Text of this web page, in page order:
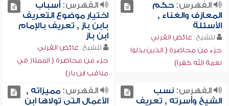
الفهرس:حكم
المعازف والغناء ,
الأسئلة
للشيخ: عائض القرني
جزء من محاضرة ( الذين بدلوا
نعمة الله كفراً)
الفهرس:أسباب
اختيار موضوع التعريف
بابن باز , تعريف بالإمام
ابن باز
للشيخ: عائض القرني
جزء من محاضرة ( الممتاز في
مناقب ابن باز)
الفهرس:نسب
الشيخ وأسرته , تعريف
الفهرس:مميزاته ,
الأعمال التي تولاها ابن